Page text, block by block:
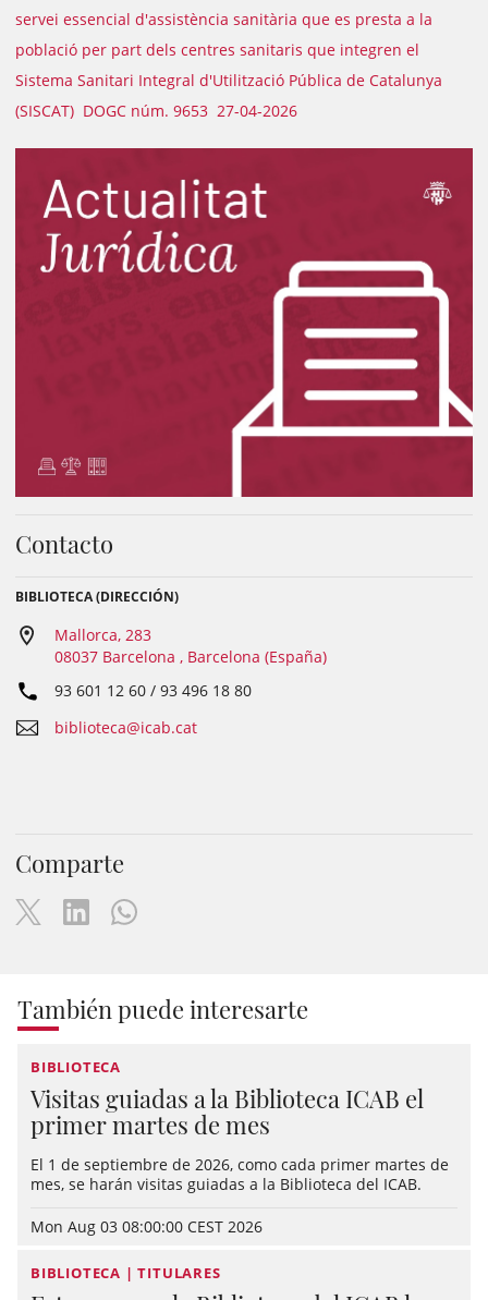
servei essencial d'assistència sanitària que es presta a la
població per part dels centres sanitaris que integren el
Sistema Sanitari Integral d'Utilització Pública de Catalunya
(SISCAT) DOGC núm. 9653 27-04-2026
Contacto
BIBLIOTECA (DIRECCIÓN)
Mallorca, 283
08037 Barcelona , Barcelona (España)
93 601 12 60 / 93 496 18 80
biblioteca@icab.cat
Comparte
También puede interesarte
BIBLIOTECA
Visitas guiadas a la Biblioteca ICAB el
primer martes de mes
El 1 de septiembre de 2026, como cada primer martes de
mes, se harán visitas guiadas a la Biblioteca del ICAB.
Mon Aug 03 08:00:00 CEST 2026
BIBLIOTECA | TITULARES